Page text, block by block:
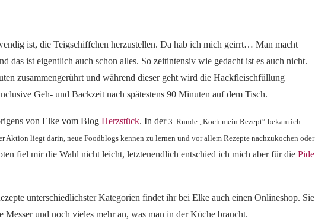
ist, die Teigschiffchen herzustellen. Da hab ich mich geirrt… Man macht
das ist eigentlich auch schon alles. So zeitintensiv wie gedacht ist es auch nicht.
zusammengerührt und während dieser geht wird die Hackfleischfüllung
Geh- und Backzeit nach spätestens 90 Minuten auf dem Tisch.
von Elke vom Blog Herzstück. In der 3. Runde „Koch mein Rezept“ bekam ich
Aktion liegt darin, neue Foodblogs kennen zu lernen und vor allem Rezepte nachzukochen oder
fiel mir die Wahl nicht leicht, letztenendlich entschied ich mich aber für die Pide
unterschiedlichster Kategorien findet ihr bei Elke auch einen Onlineshop. Sie
Messer und noch vieles mehr an, was man in der Küche braucht.